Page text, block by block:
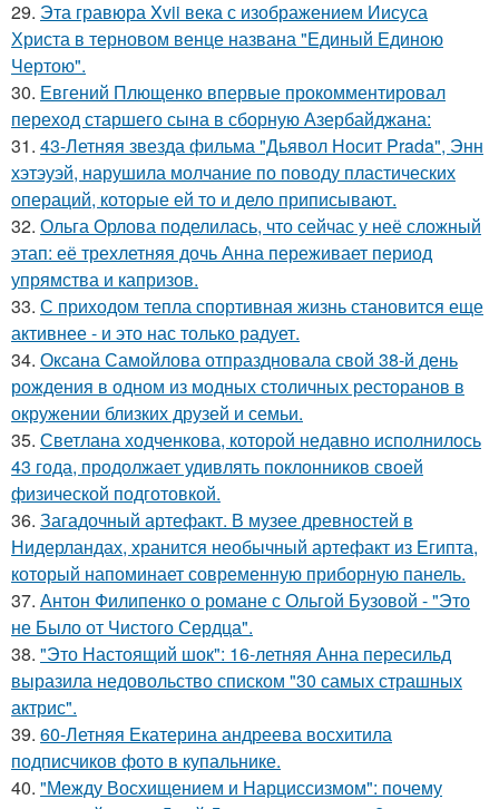
29. Эта гравюра Xvii века с изображением Иисуса
Христа в терновом венце названа "Единый Единою
Чертою".
30. Евгений Плющенко впервые прокомментировал
переход старшего сына в сборную Азербайджана:
31. 43-Летняя звезда фильма "Дьявол Носит Prada", Энн
хэтэуэй, нарушила молчание по поводу пластических
операций, которые ей то и дело приписывают.
32. Ольга Орлова поделилась, что сейчас у неё сложный
этап: её трехлетняя дочь Анна переживает период
упрямства и капризов.
33. С приходом тепла спортивная жизнь становится еще
активнее - и это нас только радует.
34. Оксана Самойлова отпраздновала свой 38-й день
рождения в одном из модных столичных ресторанов в
окружении близких друзей и семьи.
35. Светлана ходченкова, которой недавно исполнилось
43 года, продолжает удивлять поклонников своей
физической подготовкой.
36. Загадочный артефакт. В музее древностей в
Нидерландах, хранится необычный артефакт из Египта,
который напоминает современную приборную панель.
37. Антон Филипенко о романе с Ольгой Бузовой - "Это
не Было от Чистого Сердца".
38. "Это Настоящий шок": 16-летняя Анна пересильд
выразила недовольство списком "30 самых страшных
актрис".
39. 60-Летняя Екатерина андреева восхитила
подписчиков фото в купальнике.
40. "Между Восхищением и Нарциссизмом": почему